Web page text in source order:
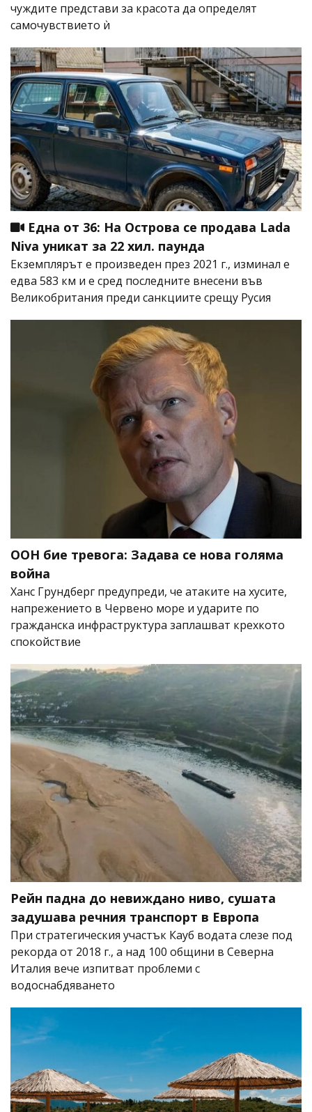
чуждите представи за красота да определят
самочувствието ѝ
Една от 36: На Острова се продава Lada
Niva уникат за 22 хил. паунда
Екземплярът е произведен през 2021 г., изминал е
едва 583 км и е сред последните внесени във
Великобритания преди санкциите срещу Русия
ООН бие тревога: Задава се нова голяма
война
Ханс Грундберг предупреди, че атаките на хусите,
напрежението в Червено море и ударите по
гражданска инфраструктура заплашват крехкото
спокойствие
Рейн падна до невиждано ниво, сушата
задушава речния транспорт в Европа
При стратегическия участък Кауб водата слезе под
рекорда от 2018 г., а над 100 общини в Северна
Италия вече изпитват проблеми с
водоснабдяването